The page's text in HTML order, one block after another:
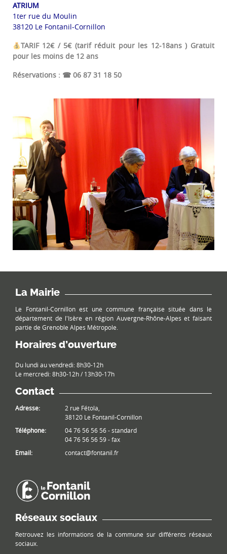
ATRIUM
1ter rue du Moulin
38120 Le Fontanil-Cornillon
TARIF 12€ / 5€ (tarif réduit pour les 12-18ans ) Gratuit
pour les moins de 12 ans
Réservations : ☎ 06 87 31 18 50
La Mairie
Le Fontanil-Cornillon est une commune française située dans le
département de l'Isère en région Auvergne-Rhône-Alpes et faisant
partie de Grenoble Alpes Métropole.
Horaires d’ouverture
Du lundi au vendredi: 8h30-12h
Le mercredi: 8h30-12h / 13h30-17h
Contact
Adresse:
2 rue Fétola,
38120 Le Fontanil-Cornillon
Téléphone:
04 76 56 56 56 - standard
04 76 56 56 59 - fax
Email:
contact@fontanil.fr
Réseaux sociaux
Retrouvez les informations de la commune sur différents réseaux
sociaux.